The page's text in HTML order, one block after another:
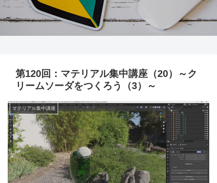
第120回：マテリアル集中講座（20）～ク
リームソーダをつくろう（3）～
マテリアル集中講座